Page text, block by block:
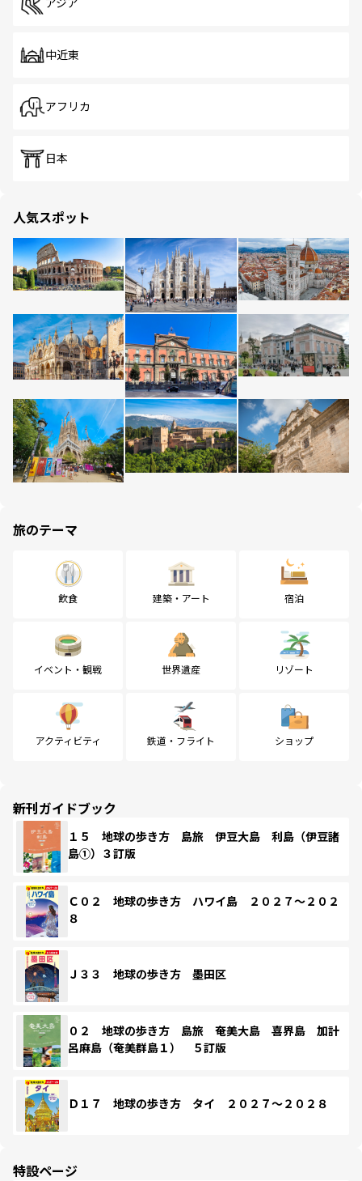
アジア
中近東
アフリカ
日本
人気スポット
旅のテーマ
飲食 建築・アート 宿泊
イベント・観戦 世界遺産 リゾート
アクティビティ 鉄道・フライト ショップ
新刊ガイドブック
１５ 地球の歩き方 島旅 伊豆大島 利島（伊豆諸
島①）３訂版
Ｃ０２ 地球の歩き方 ハワイ島 ２０２７～２０２
８
Ｊ３３ 地球の歩き方 墨田区
０２ 地球の歩き方 島旅 奄美大島 喜界島 加計
呂麻島（奄美群島１） ５訂版
Ｄ１７ 地球の歩き方 タイ ２０２７～２０２８
特設ページ